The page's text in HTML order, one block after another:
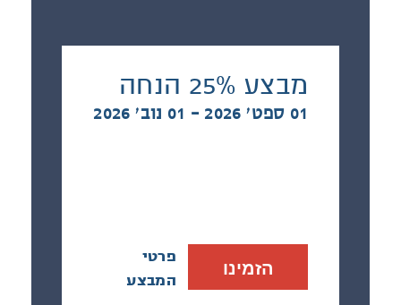
מבצע 25% הנחה
01 ספט׳ 2026 - 01 נוב׳ 2026
הזמינו
פרטי
המבצע